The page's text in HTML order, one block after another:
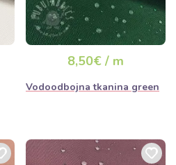
8,50€ / m
Vodoodbojna tkanina green